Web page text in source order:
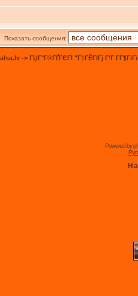
Показать сообщения:
-> ГЏГ°Г®ГҐГЄГІ "Г†ГЁГІГј Г’Г
Powered by